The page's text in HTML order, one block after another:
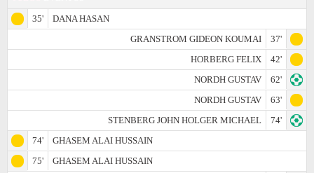
35'
DANA HASAN
GRANSTROM GIDEON KOUMAI
37'
HORBERG FELIX
42'
NORDH GUSTAV
62'
NORDH GUSTAV
63'
STENBERG JOHN HOLGER MICHAEL
74'
74'
GHASEM ALAI HUSSAIN
75'
GHASEM ALAI HUSSAIN